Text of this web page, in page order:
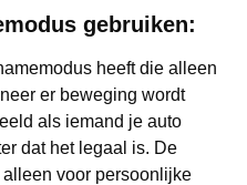
gebruiken:
heeft die alleen
er beweging wordt
als iemand je auto
dat het legaal is. De
voor persoonlijke